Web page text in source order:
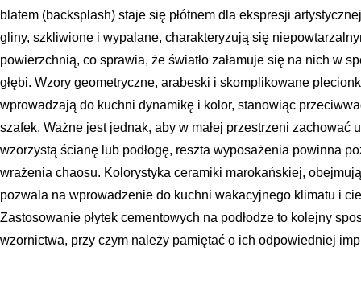
blatem (backsplash) staje się płótnem dla ekspresji
gliny, szkliwione i wypalane, charakteryzują się
powierzchnią, co sprawia, że światło załamuje się na nich w
głębi. Wzory geometryczne, arabeski i skomplikowane
wprowadzają do kuchni dynamikę i kolor, stanowiąc
szafek. Ważne jest jednak, aby w małej przestrzeni zachować
wzorzystą ścianę lub podłogę, reszta wyposażenia powinna
wrażenia chaosu. Kolorystyka ceramiki marokańskiej,
pozwala na wprowadzenie do kuchni wakacyjnego klimatu i
Zastosowanie płytek cementowych na podłodze to kolejny
wzornictwa, przy czym należy pamiętać o ich odpowiedniej